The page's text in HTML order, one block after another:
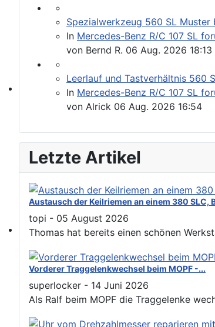
107er Technik
Spezialwerkzeug 560 SL Muster
In Mercedes-Benz R/C 107 SL
von Bernd R. 06 Aug. 2026 18:13
Leerlauf und Tastverhältnis 560
In Mercedes-Benz R/C 107 SL
von Alrick 06 Aug. 2026 16:54
Letzte Artikel
Austausch der Keilriemen an einem 380 SLC,
topi - 05 August 2026
Thomas hat bereits einen schönen
Vorderer Traggelenkwechsel beim MOPF -...
superlocker - 14 Juni 2026
Als Ralf beim MOPF die Traggelenke